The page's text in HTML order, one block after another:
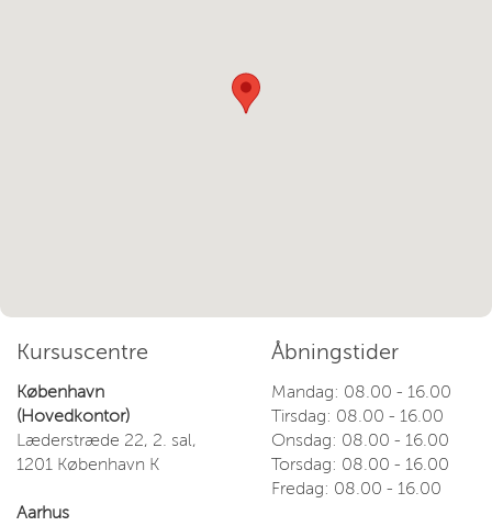
Kursuscentre
København
(Hovedkontor)
Læderstræde 22, 2. sal,
1201 København K
Aarhus
Åbningstider
Mandag: 08.00 - 16.00
Tirsdag: 08.00 - 16.00
Onsdag: 08.00 - 16.00
Torsdag: 08.00 - 16.00
Fredag: 08.00 - 16.00